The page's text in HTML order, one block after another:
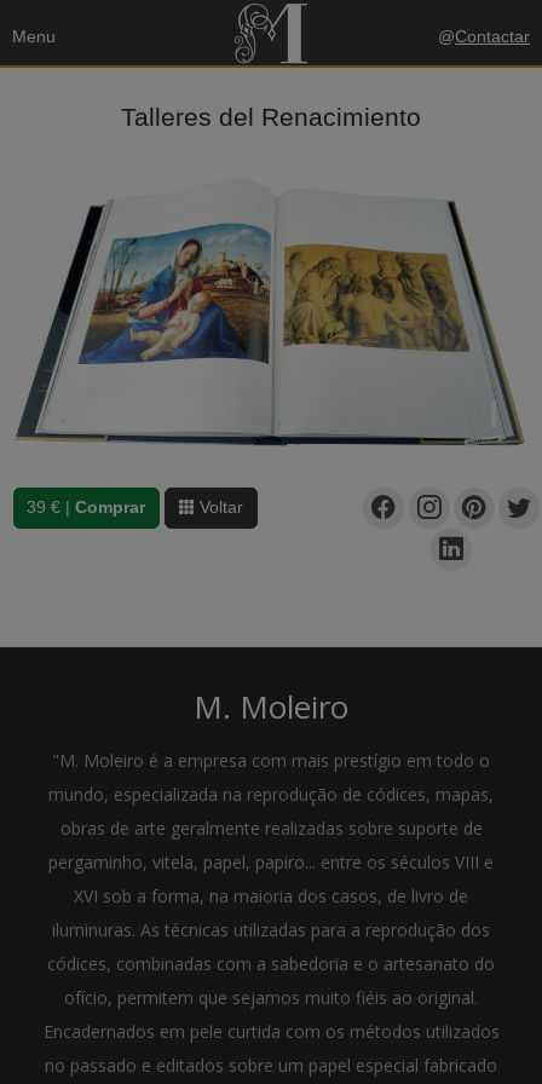
Menu @Contactar
Talleres del Renacimiento
39 € | Comprar Voltar
M. Moleiro
"M. Moleiro é a empresa com mais prestígio em todo o
mundo, especializada na reprodução de códices, mapas,
obras de arte geralmente realizadas sobre suporte de
pergaminho, vitela, papel, papiro... entre os séculos VIII e
XVI sob a forma, na maioria dos casos, de livro de
iluminuras. As técnicas utilizadas para a reprodução dos
códices, combinadas com a sabedoria e o artesanato do
ofício, permitem que sejamos muito fiéis ao original.
Encadernados em pele curtida com os métodos utilizados
no passado e editados sobre um papel especial fabricado